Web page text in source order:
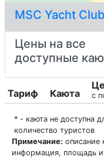
MSC Yacht Club
Цены на все
доступные
Тариф Каюта с
* - каюта не доступна
количество туристов
Примечание: описание
информация, площадь и